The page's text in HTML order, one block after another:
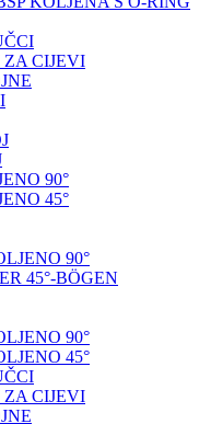
ZA CIJEVI
90°
45°
90°
45°-BÖGEN
90°
45°
ZA CIJEVI